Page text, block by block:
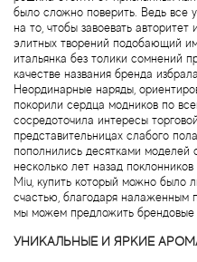
было сложно поверить. Ведь все
на то, чтобы завоевать авторитет
элитных творений подобающий
итальянка без толики сомнений
качестве названия бренда
Неординарные наряды,
покорили сердца модников по
сосредоточила интересы
представительницах слабого
пополнились десятками моделей
несколько лет назад
Miu, купить который можно было
счастью, благодаря налаженным
мы можем предложить
УНИКАЛЬНЫЕ И ЯРКИЕ
Atelier Cologne
Atelier Des Ors
Atelier Flou
Athena's
Atkinsons
Attar Collection